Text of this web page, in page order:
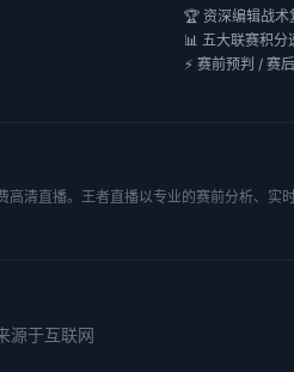
🏆 资深编辑战术
📊 五大联赛积分
⚡ 赛前预判 / 赛
清直播。王者直播以专业的赛前分析、实
源于互联网